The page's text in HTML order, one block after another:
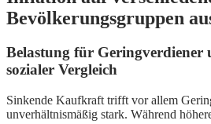
Bevölkerungsgruppen
Belastung für Geringverdiener
sozialer Vergleich
Sinkende Kaufkraft trifft vor allem
unverhältnismäßig stark. Während